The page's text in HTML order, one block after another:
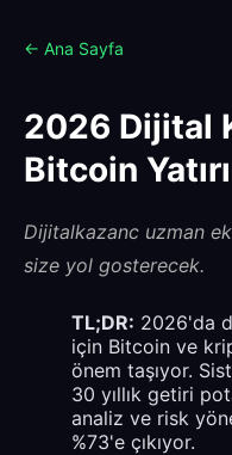
← Ana Sayfa
2026 Dijital
Bitcoin
Dijitalkazanc uzman
size yol gosterecek.
TL;DR: 2026'da
için Bitcoin ve
önem taşıyor.
30 yıllık getiri
analiz ve risk
%73'e çıkıyor.